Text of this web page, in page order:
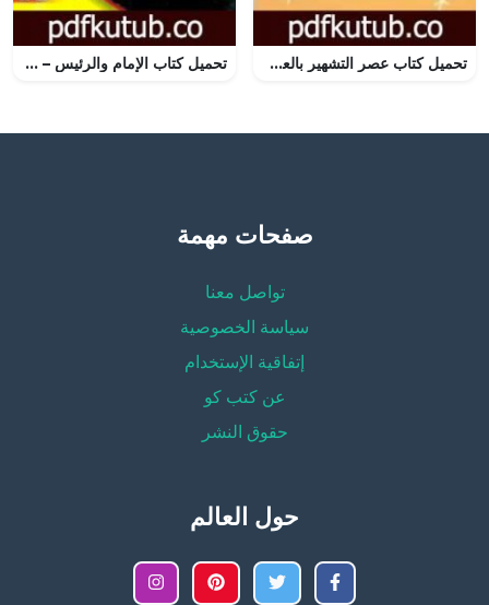
تحميل كتاب عصر التشهير بالعرب والمسلمين PDF تأليف جلال أمين مجانا [كامل] تحميل كتاب الإمام والرئيس – قراءة في إشكالية العلاقة PDF تأليف نديم الجابري مجانا [كامل]
صفحات مهمة
تواصل معنا
سياسة الخصوصية
إتفاقية الإستخدام
عن كتب كو
حقوق النشر
حول العالم